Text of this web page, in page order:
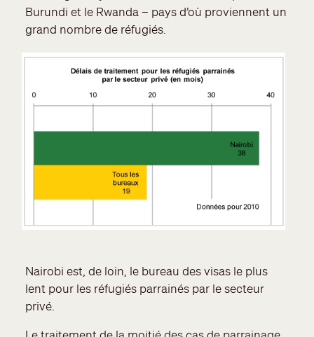
Burundi et le Rwanda – pays d’où proviennent un
grand nombre de réfugiés.
Nairobi est, de loin, le bureau des visas le plus
lent pour les réfugiés parrainés par le secteur
privé.